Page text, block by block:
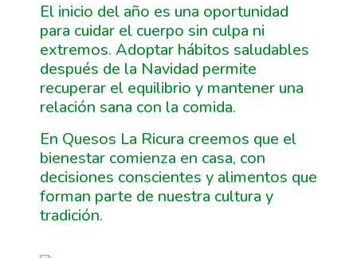
El inicio del año es una oportunidad
para cuidar el cuerpo sin culpa ni
extremos. Adoptar hábitos saludables
después de la Navidad permite
recuperar el equilibrio y mantener una
relación sana con la comida.
En Quesos La Ricura creemos que el
bienestar comienza en casa, con
decisiones conscientes y alimentos que
forman parte de nuestra cultura y
tradición.